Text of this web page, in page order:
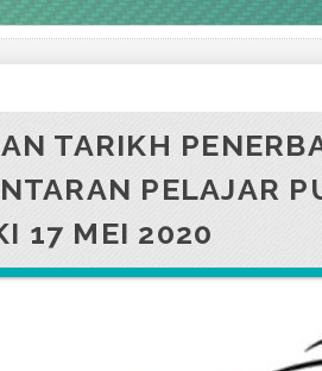
TARIKH
PELAJAR
17 MEI 2020